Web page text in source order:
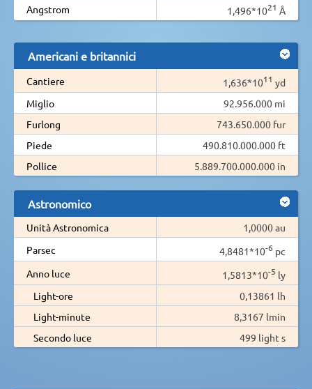
Angstrom
1,496*1021 Å
Americani e britannici
Cantiere 1,636*1011 yd
Miglio
92.956.000 mi
Furlong
743.650.000 fur
Piede
490.810.000.000 ft
Pollice
5.889.700.000.000 in
Astronomico
Unità Astronomica
1,0000 au
Parsec
4,8481*10-6 pc
Anno luce
1,5813*10-5 ly
Light-ore
0,13861 lh
Light-minute
8,3167 lmin
Secondo luce
499 light s